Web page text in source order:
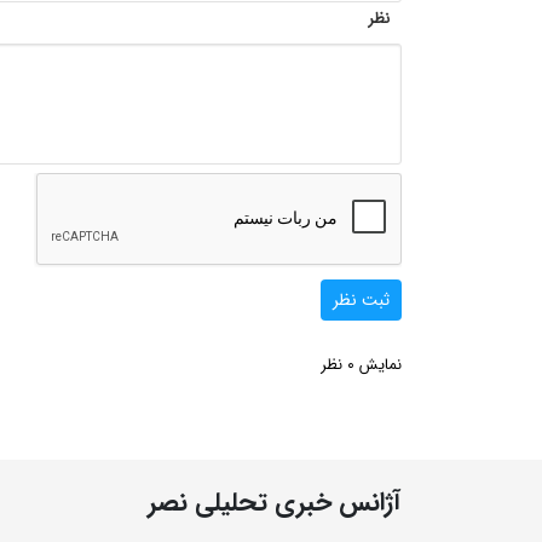
نظر
ثبت نظر
نمایش 0 نظر
آژانس خبری تحلیلی نصر